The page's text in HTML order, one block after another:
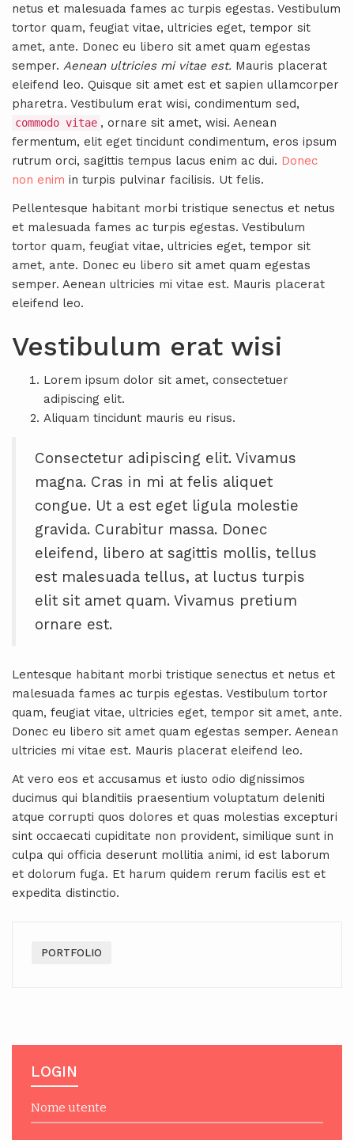
netus et malesuada fames ac turpis egestas. Vestibulum
tortor quam, feugiat vitae, ultricies eget, tempor sit
amet, ante. Donec eu libero sit amet quam egestas
semper. Aenean ultricies mi vitae est. Mauris placerat
eleifend leo. Quisque sit amet est et sapien ullamcorper
pharetra. Vestibulum erat wisi, condimentum sed,
commodo vitae , ornare sit amet, wisi. Aenean
fermentum, elit eget tincidunt condimentum, eros ipsum
rutrum orci, sagittis tempus lacus enim ac dui. Donec
non enim in turpis pulvinar facilisis. Ut felis.
Pellentesque habitant morbi tristique senectus et netus
et malesuada fames ac turpis egestas. Vestibulum
tortor quam, feugiat vitae, ultricies eget, tempor sit
amet, ante. Donec eu libero sit amet quam egestas
semper. Aenean ultricies mi vitae est. Mauris placerat
eleifend leo.
Vestibulum erat wisi
Lorem ipsum dolor sit amet, consectetuer
adipiscing elit.
Aliquam tincidunt mauris eu risus.
Consectetur adipiscing elit. Vivamus
magna. Cras in mi at felis aliquet
congue. Ut a est eget ligula molestie
gravida. Curabitur massa. Donec
eleifend, libero at sagittis mollis, tellus
est malesuada tellus, at luctus turpis
elit sit amet quam. Vivamus pretium
ornare est.
Lentesque habitant morbi tristique senectus et netus et
malesuada fames ac turpis egestas. Vestibulum tortor
quam, feugiat vitae, ultricies eget, tempor sit amet, ante.
Donec eu libero sit amet quam egestas semper. Aenean
ultricies mi vitae est. Mauris placerat eleifend leo.
At vero eos et accusamus et iusto odio dignissimos
ducimus qui blanditiis praesentium voluptatum deleniti
atque corrupti quos dolores et quas molestias excepturi
sint occaecati cupiditate non provident, similique sunt in
culpa qui officia deserunt mollitia animi, id est laborum
et dolorum fuga. Et harum quidem rerum facilis est et
expedita distinctio.
PORTFOLIO
LOGIN